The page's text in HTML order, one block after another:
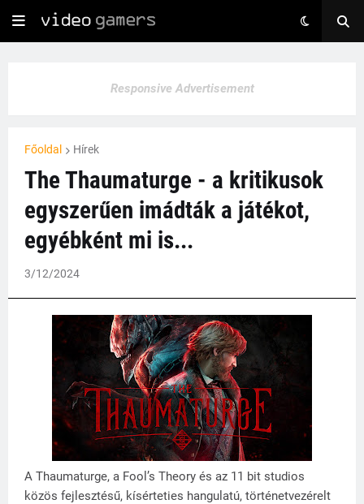
Responsive Advertisement
Főoldal Hírek
The Thaumaturge - a kritikusok
egyszerűen imádták a játékot,
egyébként mi is...
3/12/2024
A Thaumaturge, a Fool’s Theory és az 11 bit studios
közös fejlesztésű, kísérteties hangulatú, történetvezérelt